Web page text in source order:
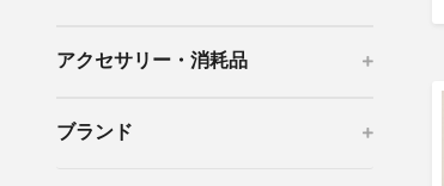
アクセサリー・消耗品
ブランド